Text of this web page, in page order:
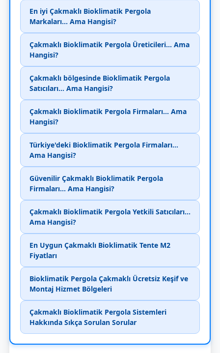
En iyi Çakmaklı Bioklimatik Pergola
Markaları... Ama Hangisi?
Çakmaklı Bioklimatik Pergola Üreticileri... Ama
Hangisi?
Çakmaklı bölgesinde Bioklimatik Pergola
Satıcıları... Ama Hangisi?
Çakmaklı Bioklimatik Pergola Firmaları... Ama
Hangisi?
Türkiye'deki Bioklimatik Pergola Firmaları...
Ama Hangisi?
Güvenilir Çakmaklı Bioklimatik Pergola
Firmaları... Ama Hangisi?
Çakmaklı Bioklimatik Pergola Yetkili Satıcıları...
Ama Hangisi?
En Uygun Çakmaklı Bioklimatik Tente M2
Fiyatları
Bioklimatik Pergola Çakmaklı Ücretsiz Keşif ve
Montaj Hizmet Bölgeleri
Çakmaklı Bioklimatik Pergola Sistemleri
Hakkında Sıkça Sorulan Sorular